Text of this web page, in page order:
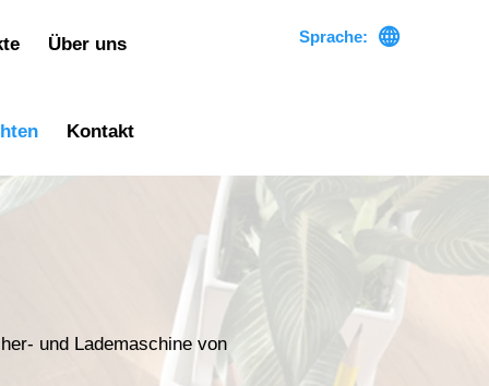
Über uns
Kontakt
Sprache: 
und Lademaschine von